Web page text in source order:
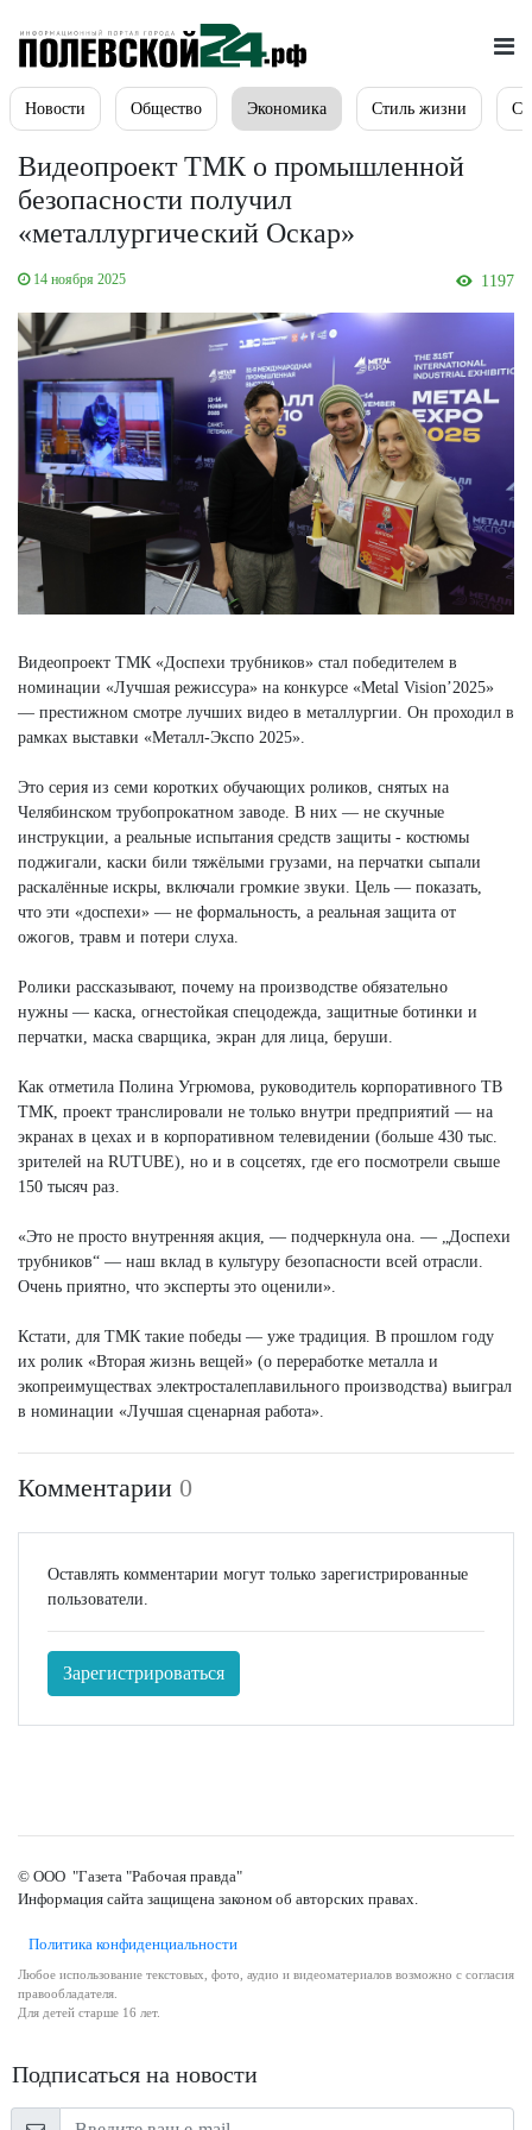
Новости Общество Экономика Стиль жизни
Видеопроект ТМК о промышленной
безопасности получил
«металлургический Оскар»
14 ноября 2025 1197
Видеопроект ТМК «Доспехи трубников» стал победителем в
номинации «Лучшая режиссура» на конкурсе «Metal Vision’2025»
— престижном смотре лучших видео в металлургии. Он проходил в
рамках выставки «Металл-Экспо 2025».
Это серия из семи коротких обучающих роликов, снятых на
Челябинском трубопрокатном заводе. В них — не скучные
инструкции, а реальные испытания средств защиты - костюмы
поджигали, каски били тяжёлыми грузами, на перчатки сыпали
раскалённые искры, включали громкие звуки. Цель — показать,
что эти «доспехи» — не формальность, а реальная защита от
ожогов, травм и потери слуха.
Ролики рассказывают, почему на производстве обязательно
нужны — каска, огнестойкая спецодежда, защитные ботинки и
перчатки, маска сварщика, экран для лица, беруши.
Как отметила Полина Угрюмова, руководитель корпоративного ТВ
ТМК, проект транслировали не только внутри предприятий — на
экранах в цехах и в корпоративном телевидении (больше 430 тыс.
зрителей на RUTUBE), но и в соцсетях, где его посмотрели свыше
150 тысяч раз.
«Это не просто внутренняя акция, — подчеркнула она. — „Доспехи
трубников“ — наш вклад в культуру безопасности всей отрасли.
Очень приятно, что эксперты это оценили».
Кстати, для ТМК такие победы — уже традиция. В прошлом году
их ролик «Вторая жизнь вещей» (о переработке металла и
экопреимуществах электросталеплавильного производства) выиграл
в номинации «Лучшая сценарная работа».
Комментарии 0
Оставлять комментарии могут только зарегистрированные
пользователи.
Зарегистрироваться
© ООО "Газета "Рабочая правда"
Информация сайта защищена законом об авторских правах.
Политика конфиденциальности
Любое использование текстовых, фото, аудио и видеоматериалов возможно с согласия
правообладателя.
Для детей старше 16 лет.
Подписаться на новости